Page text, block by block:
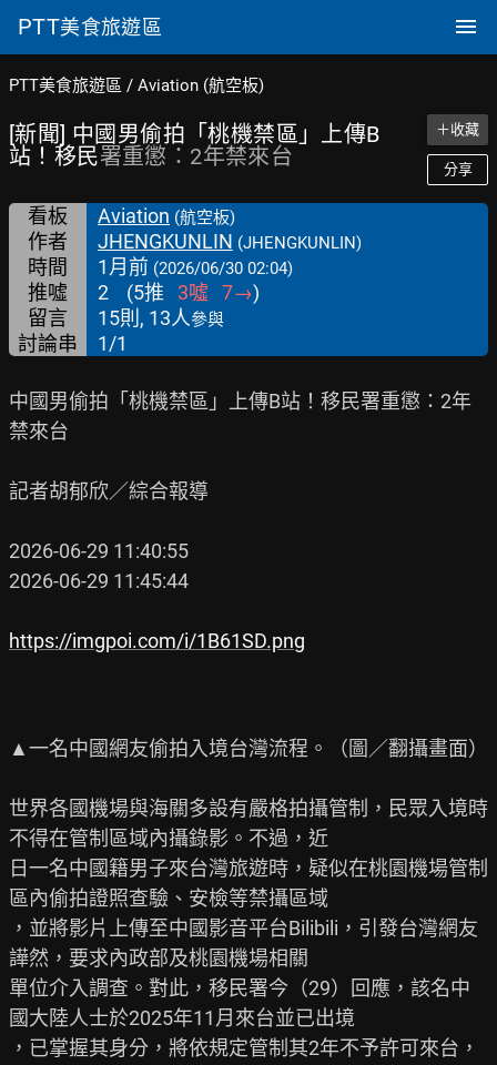
PTT美食旅遊區
PTT美食旅遊區 / Aviation (航空板)
[新聞] 中國男偷拍「桃機禁區」上傳B
站！移民署重懲：2年禁來台
＋收藏
分享
看板 Aviation (航空板)
作者 JHENGKUNLIN (JHENGKUNLIN)
時間 1月前 (2026/06/30 02:04)
推噓 2 (5推 3噓 7→)
留言
15則, 13人參與
討論串 1/1
中國男偷拍「桃機禁區」上傳B站！移民署重懲：2年
禁來台
記者胡郁欣／綜合報導
2026-06-29 11:40:55
2026-06-29 11:45:44
https://imgpoi.com/i/1B61SD.png
▲一名中國網友偷拍入境台灣流程。（圖／翻攝畫面）
世界各國機場與海關多設有嚴格拍攝管制，民眾入境時
不得在管制區域內攝錄影。不過，近
日一名中國籍男子來台灣旅遊時，疑似在桃園機場管制
區內偷拍證照查驗、安檢等禁攝區域
，並將影片上傳至中國影音平台Bilibili，引發台灣網友
譁然，要求內政部及桃園機場相關
單位介入調查。對此，移民署今（29）回應，該名中
國大陸人士於2025年11月來台並已出境
，已掌握其身分，將依規定管制其2年不予許可來台，